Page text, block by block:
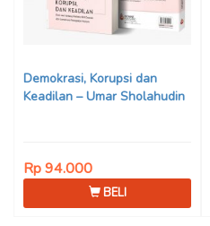
Demokrasi, Korupsi dan
Keadilan – Umar Sholahudin
Rp 94.000
BELI